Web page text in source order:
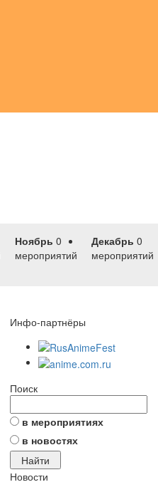
Ноябрь 0
мероприятий
Декабрь 0
мероприятий
Инфо-партнёры
Поиск
в мероприятиях
в новостях
Новости